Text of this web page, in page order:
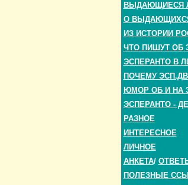
ВЫДАЮЩИЕСЯ
О
ИЗ ИСТОРИИ
ЧТО ПИШУТ ОБ
ЭСПЕРАНТО В
ПОЧЕМУ
ЮМОР ОБ И НА
ЭСПЕРАНТО -
РАЗНОЕ
ИНТЕРЕСНОЕ
ЛИЧНОЕ
АНКЕТА/
ПОЛЕЗНЫЕ